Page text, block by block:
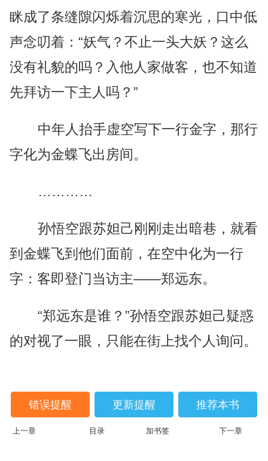
眯成了条缝隙闪烁着沉思的寒光，口中低
声念叨着：“妖气？不止一头大妖？这么
没有礼貌的吗？入他人家做客，也不知道
先拜访一下主人吗？”
中年人抬手虚空写下一行金字，那行
字化为金蝶飞出房间。
…………
孙悟空跟苏妲己刚刚走出暗巷，就看
到金蝶飞到他们面前，在空中化为一行
字：客即登门当访主——郑远东。
“郑远东是谁？”孙悟空跟苏妲己疑惑
的对视了一眼，只能在街上找个人询问。
错误提醒 更新提醒 推荐本书
上一章 目录 加书签 下一章